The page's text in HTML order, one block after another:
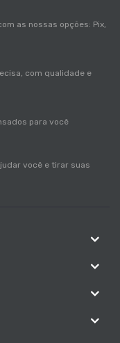
as nossas opções: Pix,
com qualidade e
para você
você e tirar suas